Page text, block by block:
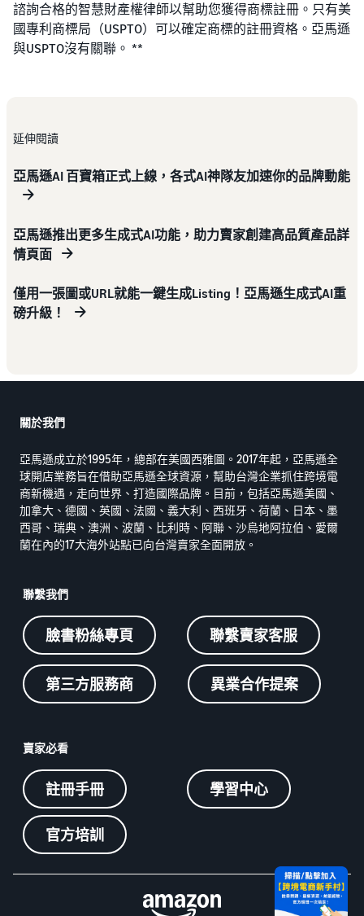
諮詢合格的智慧財產權律師以幫助您獲得商標註冊。只有美
國專利商標局（USPTO）可以確定商標的註冊資格。亞馬遜
與USPTO沒有關聯。 **
延伸閱讀
亞馬遜AI 百寶箱正式上線，各式AI神隊友加速你的品牌動能
亞馬遜推出更多生成式AI功能，助力賣家創建高品質產品詳
情頁面
僅用一張圖或URL就能一鍵生成Listing！亞馬遜生成式AI重
磅升級！
關於我們
亞馬遜成立於1995年，總部在美國西雅圖。2017年起，亞馬遜全
球開店業務旨在借助亞馬遜全球資源，幫助台灣企業抓住跨境電
商新機遇，走向世界、打造國際品牌。目前，包括亞馬遜美國、
加拿大、德國、英國、法國、義大利、西班牙、荷蘭、日本、墨
西哥、瑞典、澳洲、波蘭、比利時、阿聯、沙烏地阿拉伯、愛爾
蘭在內的17大海外站點已向台灣賣家全面開放。
聯繫我們
臉書粉絲專頁 聯繫賣家客服
第三方服務商 異業合作提案
賣家必看
註冊手冊 學習中心
官方培訓